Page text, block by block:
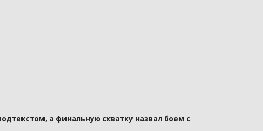
а финальную схватку назвал боем с